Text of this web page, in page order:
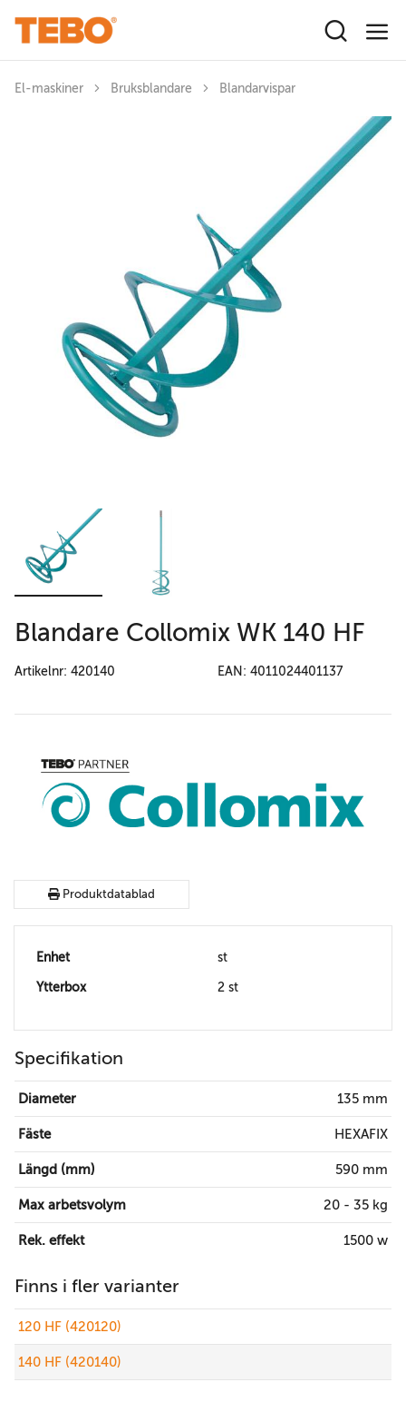
El-maskiner Bruksblandare Blandarvispar
Blandare Collomix WK 140 HF
Artikelnr: 420140 EAN: 4011024401137
Produktdatablad
Enhet st
Ytterbox 2 st
Specifikation
Diameter 135 mm
Fäste HEXAFIX
Längd (mm) 590 mm
Max arbetsvolym 20 - 35 kg
Rek. effekt 1500 w
Finns i fler varianter
120 HF (420120)
140 HF (420140)